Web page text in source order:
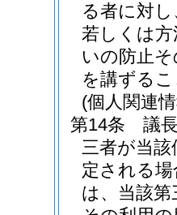
る者に対
若しくは
いの防止
を講ずる
(個人関連
第14条
議
三者が当
定される
は、当該